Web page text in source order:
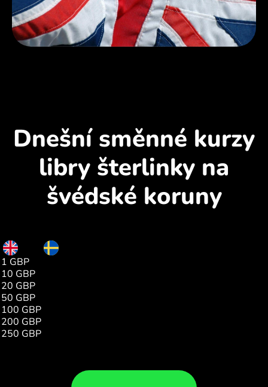
Dnešní směnné kurzy
libry šterlinky na
švédské koruny
GBP
1 GBP
10 GBP
20 GBP
50 GBP
100 GBP
200 GBP
250 GBP